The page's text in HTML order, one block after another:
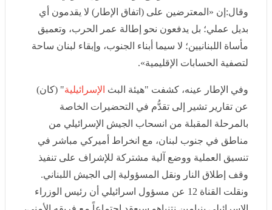
الحسابات الإقليمية».
وفي الإطار عينه، كشفت "هيئة البثالإسرائيلية " (كان) عن
تقارير تشير إلى تقدُّم في التحضيرات الخاصة بالمرحلة
المقبلة من انسحاب الجيش الإسرائيلي من مناطق في جنوب
لبنان، مع انخراط أميركي مباشر في تنسيق العملية ووضع
آلية مشتركة للإشراف على تنفيذ وقف إطلاق النار ونقل
المسؤولية إلى الجيش اللبناني.
ونقلت القناة 12 عن مسؤول اسرائيلي أن رئيس الوزراء
الاسرائيلي بنيامين نتنياهو سيعقد اجتماعاً مع فريقه الأمني،
للبحث في الملحق الأمني من الاتفاق الموقَّع مع لبنان في
واشنطن، ربما في ذلك الانسحاب من بعض النقاط.
الى ذلك ووفق ما نشره"
" امس فان ان الرئيس